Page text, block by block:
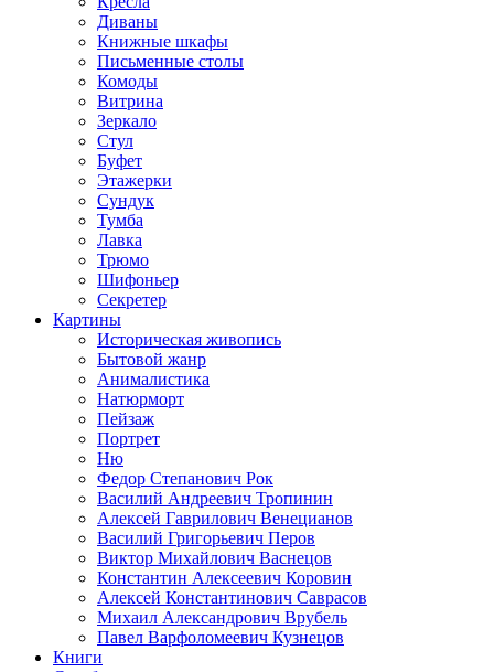
Диваны
Книжные шкафы
Письменные столы
Комоды
Витрина
Зеркало
Стул
Буфет
Этажерки
Сундук
Тумба
Лавка
Трюмо
Шифоньер
Секретер
Картины
Историческая живопись
Бытовой жанр
Анималистика
Натюрморт
Пейзаж
Портрет
Ню
Федор Степанович Рок
Василий Андреевич Тропинин
Алексей Гаврилович Венецианов
Василий Григорьевич Перов
Виктор Михайлович Васнецов
Константин Алексеевич Коровин
Алексей Константинович Саврасов
Михаил Александрович Врубель
Павел Варфоломеевич Кузнецов
Книги